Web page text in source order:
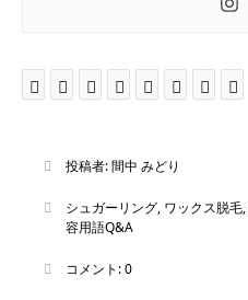
投稿者:間中 みどり
シュガーリング, ワックス脱毛,
容用語Q&A
コメント:0